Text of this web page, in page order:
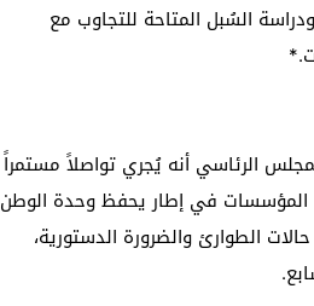
السُبل المتاحة للتجاوب مع
الرئاسي أنه يُجري تواصلاً مستمراً
المؤسسات في إطار يحفظ وحدة الوطن
الطوارئ والضرورة الدستورية،